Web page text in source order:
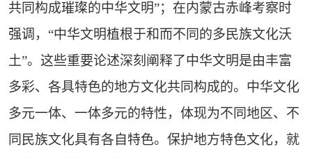
共同构成璀璨的中华文明”；在内蒙古赤峰考察时
强调，“中华文明植根于和而不同的多民族文化沃
土”。这些重要论述深刻阐释了中华文明是由丰富
多彩、各具特色的地方文化共同构成的。中华文化
多元一体、一体多元的特性，体现为不同地区、不
同民族文化具有各自特色。保护地方特色文化，就